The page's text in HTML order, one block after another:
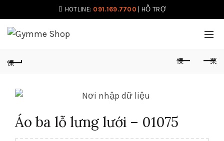
HOTLINE: 091.169.7700 HỖ TRỢ
Áo ba lỗ lưng lưới – 01075